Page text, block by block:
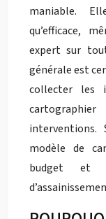
maniable.
qu’efficace,
expert sur
générale est
collecter les
interventions.
modèle de
budget et